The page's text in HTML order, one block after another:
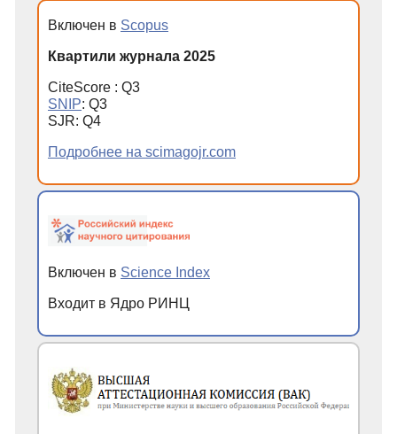
Включен в Scopus
Квартили журнала 2025
CiteScore : Q3
SNIP: Q3
SJR: Q4
Подробнее на scimagojr.com
Включен в Science Index
Входит в Ядро РИНЦ